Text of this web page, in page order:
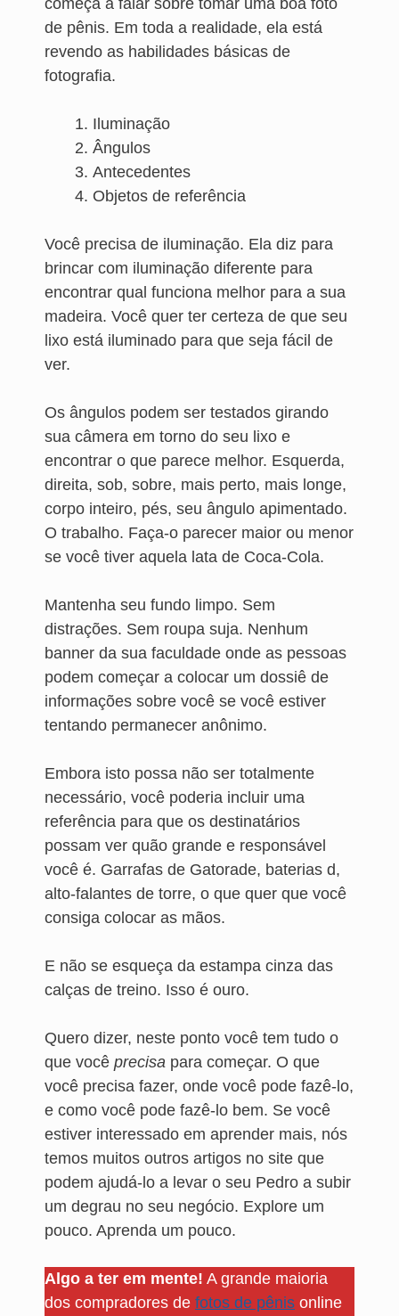
começa a falar sobre tomar uma boa foto
de pênis. Em toda a realidade, ela está
revendo as habilidades básicas de
fotografia.
Iluminação
Ângulos
Antecedentes
Objetos de referência
Você precisa de iluminação. Ela diz para
brincar com iluminação diferente para
encontrar qual funciona melhor para a sua
madeira. Você quer ter certeza de que seu
lixo está iluminado para que seja fácil de
ver.
Os ângulos podem ser testados girando
sua câmera em torno do seu lixo e
encontrar o que parece melhor. Esquerda,
direita, sob, sobre, mais perto, mais longe,
corpo inteiro, pés, seu ângulo apimentado.
O trabalho. Faça-o parecer maior ou menor
se você tiver aquela lata de Coca-Cola.
Mantenha seu fundo limpo. Sem
distrações. Sem roupa suja. Nenhum
banner da sua faculdade onde as pessoas
podem começar a colocar um dossiê de
informações sobre você se você estiver
tentando permanecer anônimo.
Embora isto possa não ser totalmente
necessário, você poderia incluir uma
referência para que os destinatários
possam ver quão grande e responsável
você é. Garrafas de Gatorade, baterias d,
alto-falantes de torre, o que quer que você
consiga colocar as mãos.
E não se esqueça da estampa cinza das
calças de treino. Isso é ouro.
Quero dizer, neste ponto você tem tudo o
que você precisa para começar. O que
você precisa fazer, onde você pode fazê-lo,
e como você pode fazê-lo bem. Se você
estiver interessado em aprender mais, nós
temos muitos outros artigos no site que
podem ajudá-lo a levar o seu Pedro a subir
um degrau no seu negócio. Explore um
pouco. Aprenda um pouco.
Algo a ter em mente! A grande maioria
dos compradores de fotos de pênis online